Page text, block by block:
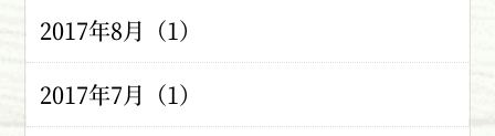
2017年8月（1）
2017年7月（1）